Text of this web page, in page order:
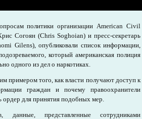
политики организации American Civil
Согоян (Chris Soghoian) и пресс-секретарь
Gilens), опубликовали список информации,
который американская полиция
одного из дел о наркотиках.
примером того, как власти получают доступ к
граждан и почему правоохранители
ордер для принятия подобных мер.
данные, представленные сотрудниками